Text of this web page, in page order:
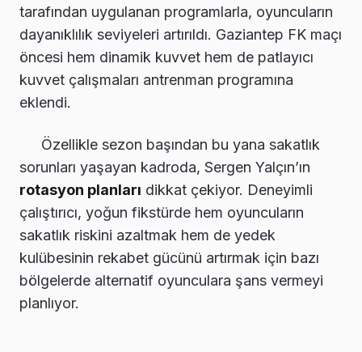
tarafından uygulanan programlarla, oyuncuların
dayanıklılık seviyeleri artırıldı. Gaziantep FK maçı
öncesi hem dinamik kuvvet hem de patlayıcı
kuvvet çalışmaları antrenman programına
eklendi.
Özellikle sezon başından bu yana sakatlık
sorunları yaşayan kadroda, Sergen Yalçın’ın
rotasyon planları dikkat çekiyor. Deneyimli
çalıştırıcı, yoğun fikstürde hem oyuncuların
sakatlık riskini azaltmak hem de yedek
kulübesinin rekabet gücünü artırmak için bazı
bölgelerde alternatif oyunculara şans vermeyi
planlıyor.